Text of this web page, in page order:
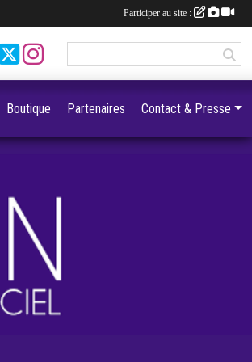
Boutique Partenaires Contact & Presse
Participer au site :